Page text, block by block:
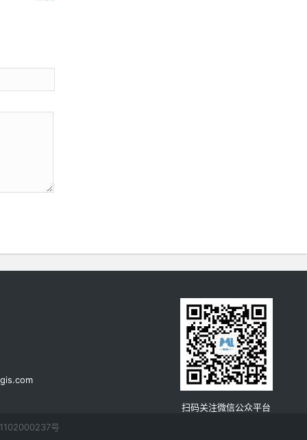
整理汇总
《地图学》课程整理汇总
浏览更多GIS理论
扫码关注微信公众平台
号